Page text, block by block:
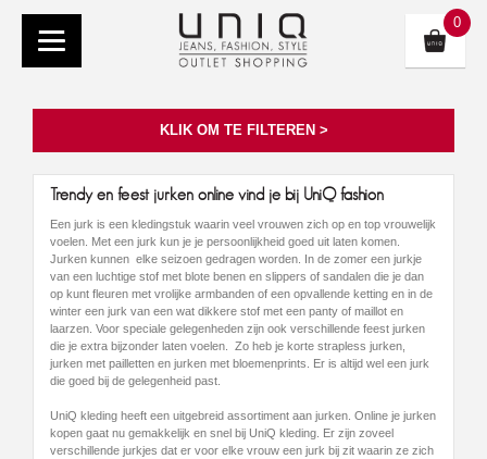
0
KLIK OM TE FILTEREN >
Trendy en feest jurken online vind je bij UniQ fashion
Een jurk is een kledingstuk waarin veel vrouwen zich op en top vrouwelijk
voelen. Met een jurk kun je je persoonlijkheid goed uit laten komen.
Jurken kunnen elke seizoen gedragen worden. In de zomer een jurkje
van een luchtige stof met blote benen en slippers of sandalen die je dan
op kunt fleuren met vrolijke armbanden of een opvallende ketting en in de
winter een jurk van een wat dikkere stof met een panty of maillot en
laarzen. Voor speciale gelegenheden zijn ook verschillende feest jurken
die je extra bijzonder laten voelen. Zo heb je korte strapless jurken,
jurken met pailletten en jurken met bloemenprints. Er is altijd wel een jurk
die goed bij de gelegenheid past.
UniQ kleding heeft een uitgebreid assortiment aan jurken. Online je jurken
kopen gaat nu gemakkelijk en snel bij UniQ kleding. Er zijn zoveel
verschillende jurkjes dat er voor elke vrouw een jurk bij zit waarin ze zich